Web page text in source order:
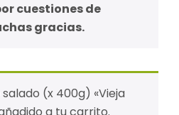
cuestiones de
gracias.
(x 400g) «Vieja